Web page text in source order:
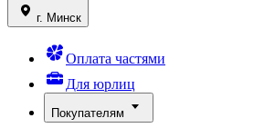
г. Минск
Оплата частями
Для юрлиц
Покупателям